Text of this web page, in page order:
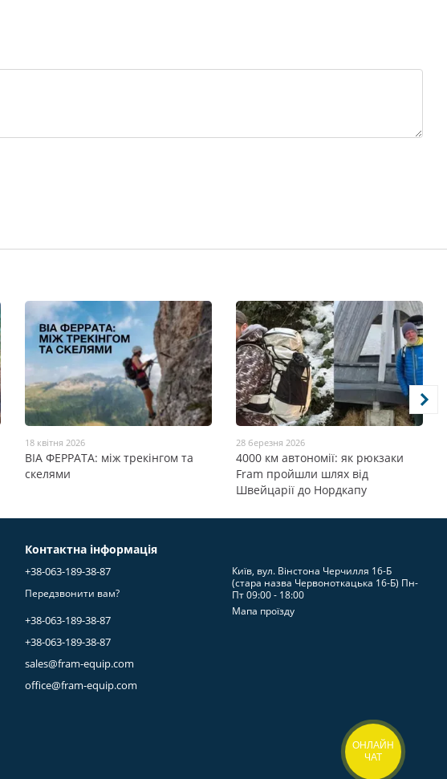
18 квітня 2026
ВІА ФЕРРАТА: між трекінгом та
скелями
28 березня 2026
4000 км автономії: як рюкзаки
Fram пройшли шлях від
Швейцарії до Нордкапу
Контактна інформація
+38-063-189-38-87
Передзвонити вам?
+38-063-189-38-87
+38-063-189-38-87
sales@fram-equip.com
office@fram-equip.com
Київ, вул. Вінстона Черчилля 16-Б
(стара назва Червоноткацька 16-Б) Пн-
Пт 09:00 - 18:00
Мапа проїзду
ОНЛАЙН
ЧАТ